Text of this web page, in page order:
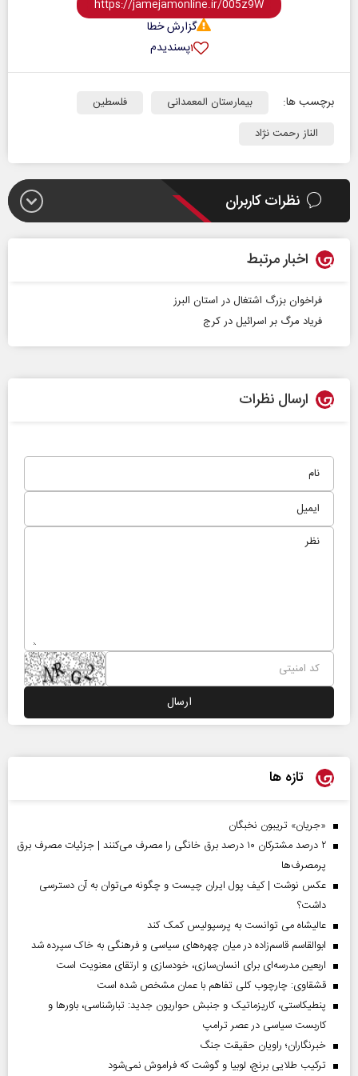
گزارش خطا
پسندیدم۱
برچسب ها: بیمارستان المعمدانی
فلسطین
الناز رحمت نژاد
نظرات کاربران
اخبار مرتبط
فراخوان بزرگ اشتغال در استان البرز
فریاد مرگ بر اسرائیل در کرج
ارسال نظرات
تازه ها
«جریان» تریبون نخبگان
۲ درصد مشترکان ۱۰ درصد برق خانگی را مصرف می‌کنند | جزئیات مصرف برق
پرمصرف‌ها
عکس نوشت | کیف پول ایران چیست و چگونه می‌توان به آن دسترسی
داشت؟
عالیشاه می توانست به پرسپولیس کمک کند
ابوالقاسم قاسم‌زاده در میان چهره‌های سیاسی و فرهنگی به خاک سپرده شد
اربعین مدرسه‌ای برای انسان‌سازی، خودسازی و ارتقای معنویت است
قشقاوی: چارچوب کلی تفاهم با عمان مشخص شده است
پنطیکاستی، کاریزماتیک و جنبش حواریون جدید: تبارشناسی، باور‌ها و
کاربست سیاسی در عصر ترامپ
خبرنگاران؛ راویان حقیقت جنگ
ترکیب طلایی برنج، لوبیا و گوشت که فراموش نمی‌شود